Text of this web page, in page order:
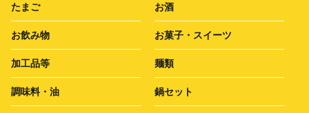
たまご お酒
お飲み物 お菓子・スイーツ
加工品等 麺類
調味料・油 鍋セット